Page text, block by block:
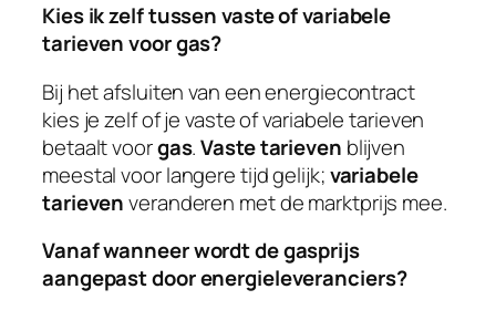
Kies ik zelf tussen vaste of variabele
tarieven voor gas?
Bij het afsluiten van een energiecontract
kies je zelf of je vaste of variabele tarieven
betaalt voorgas.Vaste tarieven blijven
meestal voor langere tijd gelijk;variabele
tarievenveranderen met de marktprijs mee.
Vanaf wanneer wordt de gasprijs
aangepast door energieleveranciers?